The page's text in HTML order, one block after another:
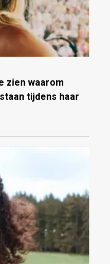
zien waarom
tijdens haar